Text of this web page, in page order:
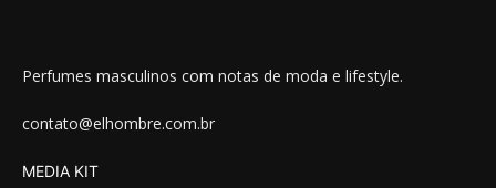
Perfumes masculinos com notas de moda e lifestyle.
contato@elhombre.com.br
MEDIA KIT